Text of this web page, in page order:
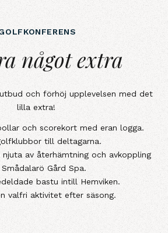
extra
något extra
och förhöj upplevelsen med det
lilla extra!
och scorekort med eran logga.
till deltagarna.
av återhämtning och avkoppling
Gård Spa.
bastu intill Hemviken.
valfri aktivitet efter säsong.